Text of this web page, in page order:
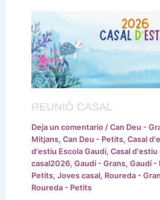
REUNIÓ CASAL
Deja un comentario / Can Deu -
Mitjans, Can Deu - Petits, Casal
d'estiu Escola Gaudí, Casal d'estiu
casal2026, Gaudí - Grans, Gaudí -
Petits, Joves casal, Roureda -
Roureda - Petits